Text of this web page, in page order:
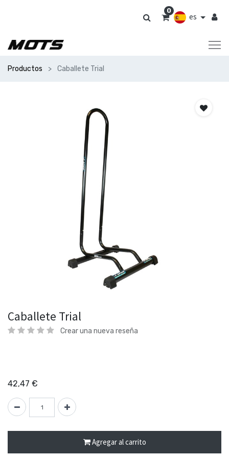
es
0
Productos Caballete Trial
Caballete Trial
Crear una nueva reseña
42,47 €
Agregar al carrito